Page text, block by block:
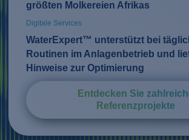
größten Molkereien Afrikas
Digitale Services
WaterExpert™ unterstützt bei
Routinen im Anlagenbetrieb und
Hinweise zur Optimierung
Entdecken Sie
Referenzprojekte